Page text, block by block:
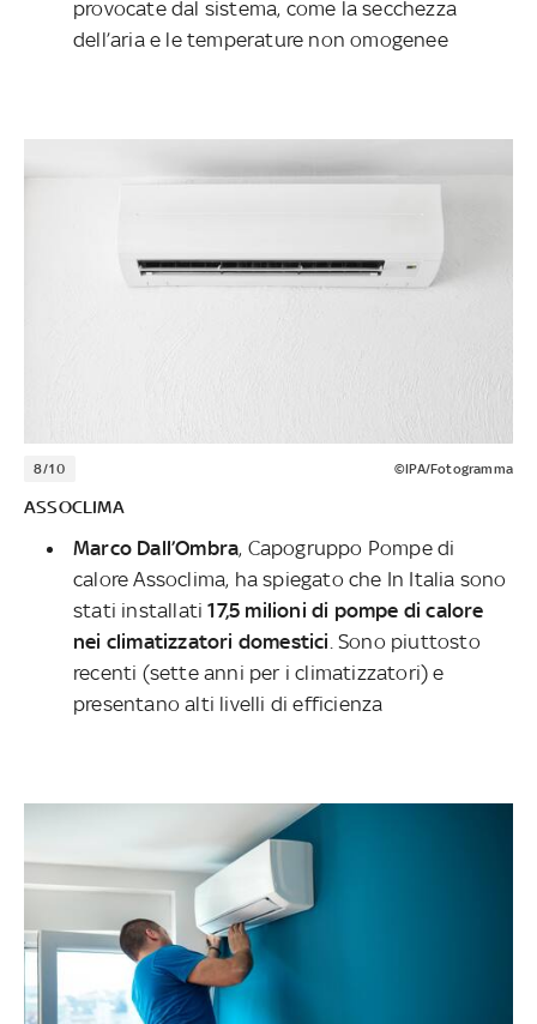
provocate dal sistema, come la secchezza
dell’aria e le temperature non omogenee
8/10 ©IPA/Fotogramma
ASSOCLIMA
Marco Dall’Ombra, Capogruppo Pompe di
calore Assoclima, ha spiegato che In Italia sono
stati installati17,5 milioni di pompe di calore
nei climatizzatori domestici. Sono piuttosto
recenti (sette anni per i climatizzatori) e
presentano alti livelli di efficienza